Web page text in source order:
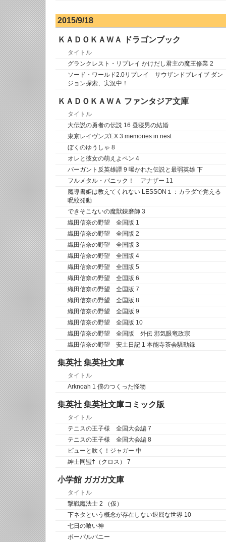
2015/9/18
ＫＡＤＯＫＡＷＡ ドラゴンブック
タイトル
グランクレスト・リプレイ かけだし君主の魔王修業 2
ソード・ワールド2.0リプレイ サウザンドブレイブ ダン
ジョン探索、実況中！
ＫＡＤＯＫＡＷＡ ファンタジア文庫
タイトル
大伝説の勇者の伝説 16 昼寝男の結婚
東京レイヴンズEX 3 memories in nest
ぼくのゆうしゃ 8
オレと彼女の萌えよペン 4
バーガント反英雄譚 9 曝かれた伝説と最弱英雄 下
フルメタル・パニック！ アナザー 11
魔導書姫は教えてくれない LESSON１：カラダで覚える
呪紋発動
できそこないの魔獣錬磨師 3
織田信奈の野望 全国版 1
織田信奈の野望 全国版 2
織田信奈の野望 全国版 3
織田信奈の野望 全国版 4
織田信奈の野望 全国版 5
織田信奈の野望 全国版 6
織田信奈の野望 全国版 7
織田信奈の野望 全国版 8
織田信奈の野望 全国版 9
織田信奈の野望 全国版 10
織田信奈の野望 全国版 外伝 邪気眼竜政宗
織田信奈の野望 安土日記 1 本能寺茶会騒動録
集英社 集英社文庫
タイトル
Arknoah 1 僕のつくった怪物
集英社 集英社文庫コミック版
タイトル
テニスの王子様 全国大会編 7
テニスの王子様 全国大会編 8
ピューと吹く！ジャガー 中
紳士同盟†（クロス） 7
小学館 ガガガ文庫
タイトル
撃戦魔法士 2 （仮）
下ネタという概念が存在しない退屈な世界 10
七日の喰い神
ボーパルバニー